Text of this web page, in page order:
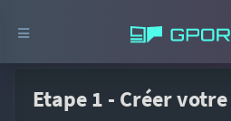
Etape 1 - Créer